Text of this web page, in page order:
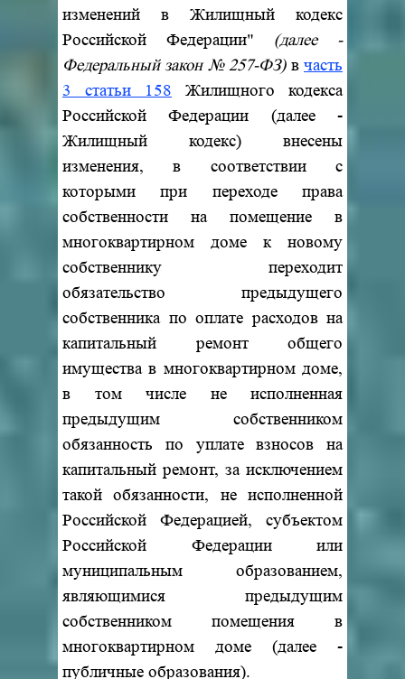
изменений в Жилищный кодекс
Российской Федерации" (далее -
Федеральный закон № 257-ФЗ)вчасть
3 статьи 158 Жилищного кодекса
Российской Федерации (далее -
Жилищный кодекс) внесены
изменения, в соответствии с
которыми при переходе права
собственности на помещение в
многоквартирном доме к новому
собственнику переходит
обязательство предыдущего
собственника по оплате расходов на
капитальный ремонт общего
имущества в многоквартирном доме,
в том числе не исполненная
предыдущим собственником
обязанность по уплате взносов на
капитальный ремонт, за исключением
такой обязанности, не исполненной
Российской Федерацией, субъектом
Российской Федерации или
муниципальным образованием,
являющимися предыдущим
собственником помещения в
многоквартирном доме (далее -
публичные образования).